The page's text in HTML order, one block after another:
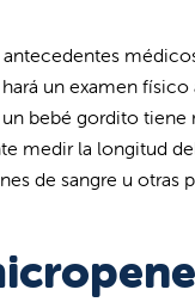
un examen
bebé gordito
medir la longitud
de sangre u otras